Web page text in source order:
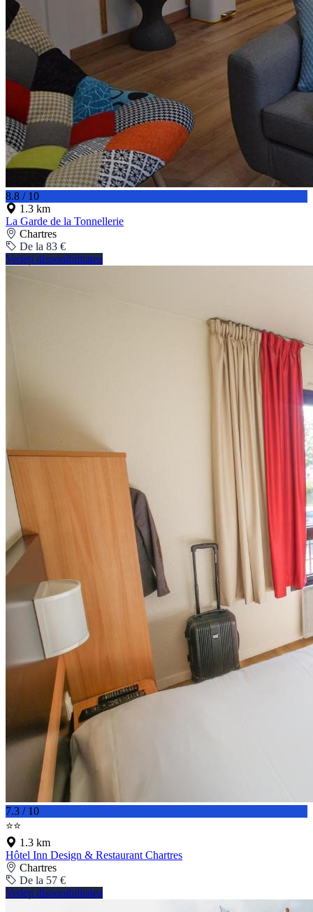
8.8 / 10
1.3 km
La Garde de la Tonnellerie
Chartres
De la 83 €
Vedeți disponibilitatea
7.3 / 10
⭐⭐
1.3 km
Hôtel Inn Design & Restaurant Chartres
Chartres
De la 57 €
Vedeți disponibilitatea